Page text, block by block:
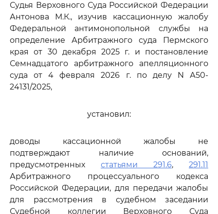
Судья Верховного Суда Российской Федерации
Антонова М.К., изучив кассационную жалобу
Федеральной антимонопольной службы на
определение Арбитражного суда Пермского
края от 30 декабря 2025 г. и постановление
Семнадцатого арбитражного апелляционного
суда от 4 февраля 2026 г. по делу N А50-
24131/2025,
установил:
доводы кассационной жалобы не
подтверждают наличие оснований,
предусмотренных статьями 291.6, 291.11
Арбитражного процессуального кодекса
Российской Федерации, для передачи жалобы
для рассмотрения в судебном заседании
Судебной коллегии Верховного Суда